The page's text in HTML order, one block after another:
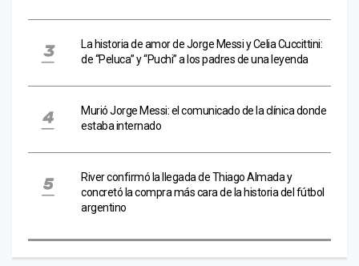
La historia de amor de Jorge Messi y Celia Cuccittini:
de “Peluca” y “Puchi” a los padres de una leyenda
Murió Jorge Messi: el comunicado de la clínica donde
estaba internado
River confirmó la llegada de Thiago Almada y
concretó la compra más cara de la historia del fútbol
argentino